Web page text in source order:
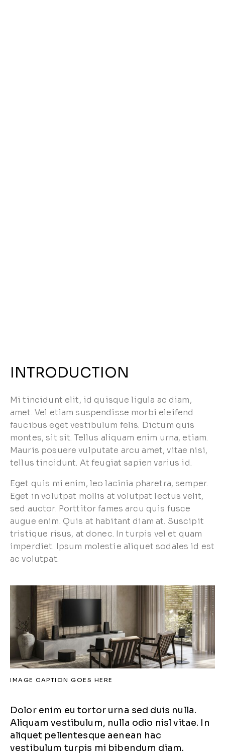
INTRODUCTION
Mi tincidunt elit, id quisque ligula ac diam,
amet. Vel etiam suspendisse morbi eleifend
faucibus eget vestibulum felis. Dictum quis
montes, sit sit. Tellus aliquam enim urna, etiam.
Mauris posuere vulputate arcu amet, vitae nisi,
tellus tincidunt. At feugiat sapien varius id.
Eget quis mi enim, leo lacinia pharetra, semper.
Eget in volutpat mollis at volutpat lectus velit,
sed auctor. Porttitor fames arcu quis fusce
augue enim. Quis at habitant diam at. Suscipit
tristique risus, at donec. In turpis vel et quam
imperdiet. Ipsum molestie aliquet sodales id est
ac volutpat.
IMAGE CAPTION GOES HERE
Dolor enim eu tortor urna sed duis nulla.
Aliquam vestibulum, nulla odio nisl vitae. In
aliquet pellentesque aenean hac
vestibulum turpis mi bibendum diam.